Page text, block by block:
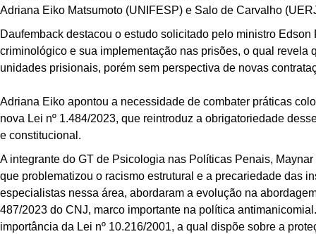
Adriana Eiko Matsumoto (UNIFESP) e Salo de Carvalho
Daufemback destacou o estudo solicitado pelo ministro
criminológico e sua implementação nas prisões, o qual
unidades prisionais, porém sem perspectiva de novas
Adriana Eiko apontou a necessidade de combater práticas
nova Lei nº 1.484/2023, que reintroduz a obrigatoriedade
e constitucional.
A integrante do GT de Psicologia nas Políticas Penais,
que problematizou o racismo estrutural e a precariedade das
especialistas nessa área, abordaram a evolução na
487/2023 do CNJ, marco importante na política
importância da Lei nº 10.216/2001, a qual dispõe sobre a